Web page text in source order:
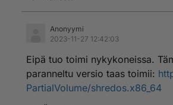
Anonyymi
2023-11-27 12:42:03
Eipä tuo toimi nykykoneissa.
paranneltu versio taas toimii:
PartialVolume/shredos.x86_64